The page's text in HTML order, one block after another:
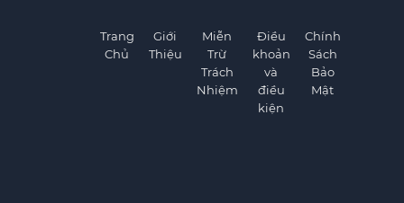
Trang
Chủ
Giới
Thiệu
Miễn
Trừ
Trách
Nhiệm
Điều
khoản
và
điều
kiện
Chính
Sách
Bảo
Mật